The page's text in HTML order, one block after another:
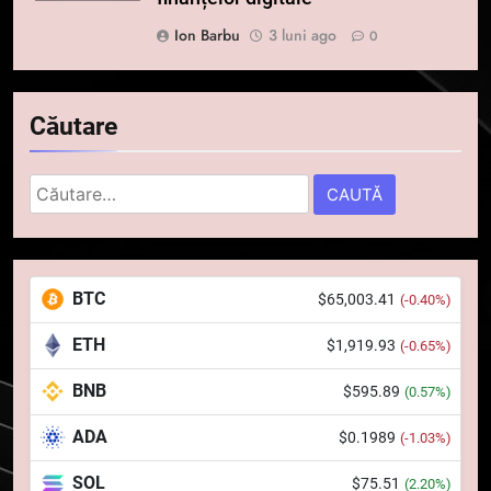
Ion Barbu
3 luni ago 0
Căutare
Caută
după:
BTC $65,003.41 (-0.40%)
ETH $1,919.93 (-0.65%)
BNB $595.89 (0.57%)
ADA $0.1989 (-1.03%)
SOL $75.51 (2.20%)
Squid a strâns 6 milioane de
dolari cu sprijinul Ripple, apoi a
pierdut jumătate din aceștia
într-un atac cibernetic în mai
6
Banii digitali și arhitectura
încrederii: O nouă viziune asupra
banilor în era digitală